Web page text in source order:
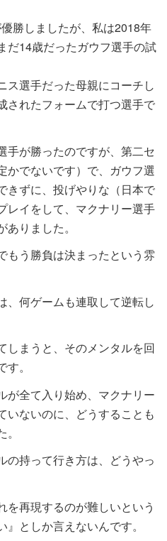
勝しましたが、私は2018年
だ14歳だったガウフ選手の試
ス選手だった母親にコーチし
されたフォームで打つ選手で
手が勝ったのですが、第二セ
かでないです）で、ガウフ選
きずに、投げやりな（日本で
レイをして、マクナリー選手
りました。
もう勝負は決まったという雰
、何ゲームも連取して逆転し
しまうと、そのメンタルを回
。
が全て入り始め、マクナリー
いないのに、どうすることも
の持って行き方は、どうやっ
を再現するのが難しいという
としか言えないんです。